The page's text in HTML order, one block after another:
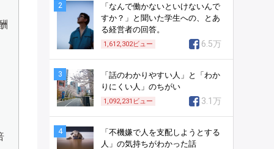
2
「なんで働かないといけないんで
すか？」と聞いた学生への、とあ
る経営者の回答。
1,612,302ビュー 6.5万
3
「話のわかりやすい人」と「わか
りにくい人」のちがい
1,092,231 ビュー 3.1万
4
「不機嫌で人を支配しようとする
人」の気持ちがわかった話